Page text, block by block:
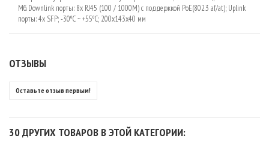
Мб. Downlink порты: 8x RJ45 (100 / 1000M) с поддержкой PoE(802.3 af/at); Uplink
порты: 4x SFP; -30ºC ~ +55ºC; 200x143x40 мм
ОТЗЫВЫ
Оставьте отзыв первым!
30 ДРУГИХ ТОВАРОВ В ЭТОЙ КАТЕГОРИИ: